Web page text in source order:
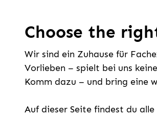
Choose the
Wir sind ein Zuhause für
Vorlieben – spielt bei uns
Komm dazu – und bring eine
Auf dieser Seite findest du